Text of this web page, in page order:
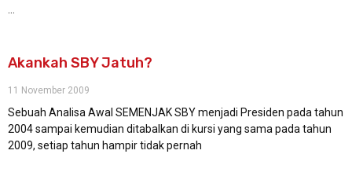
Akankah SBY Jatuh?
11 November 2009
Sebuah Analisa Awal SEMENJAK SBY menjadi Presiden pada tahun
2004 sampai kemudian ditabalkan di kursi yang sama pada tahun
2009, setiap tahun hampir tidak pernah